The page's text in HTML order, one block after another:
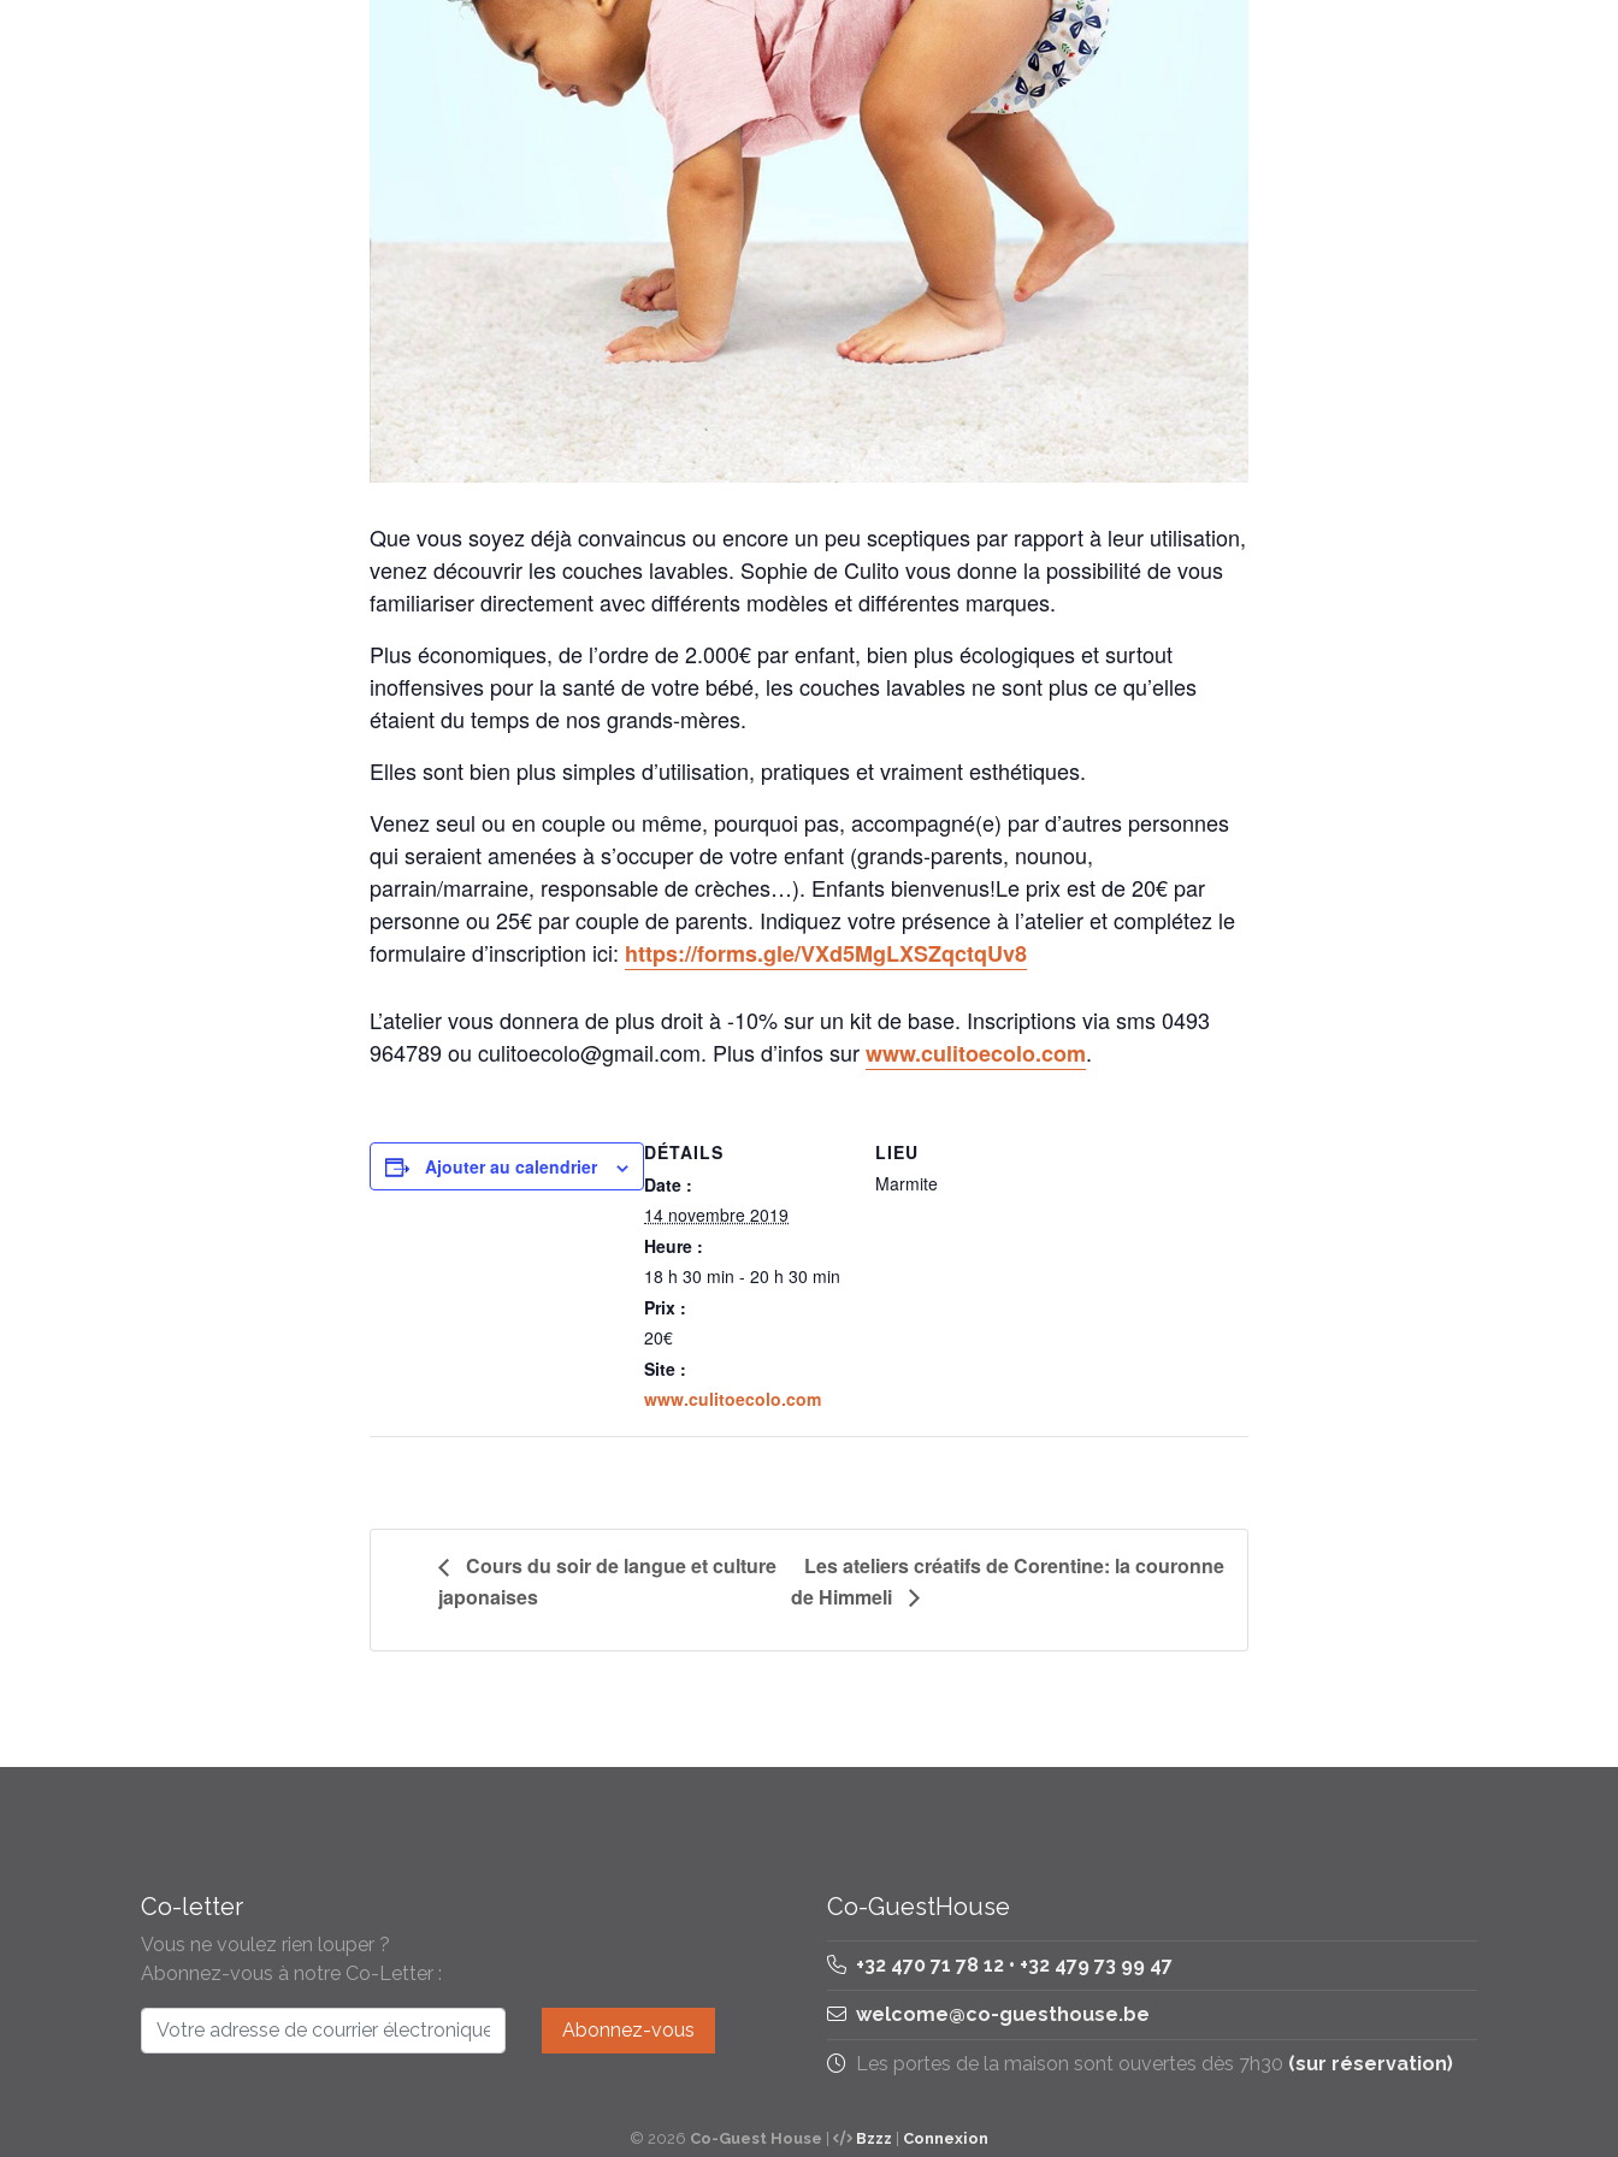
Que vous soyez déjà convaincus ou encore un peu sceptiques par rapport à leur utilisation,
venez découvrir les couches lavables. Sophie de Culito vous donne la possibilité de vous
familiariser directement avec différents modèles et différentes marques.
Plus économiques, de l’ordre de 2.000€ par enfant, bien plus écologiques et surtout
inoffensives pour la santé de votre bébé, les couches lavables ne sont plus ce qu’elles
étaient du temps de nos grands-mères.
Elles sont bien plus simples d’utilisation, pratiques et vraiment esthétiques.
Venez seul ou en couple ou même, pourquoi pas, accompagné(e) par d’autres personnes
qui seraient amenées à s’occuper de votre enfant (grands-parents, nounou,
parrain/marraine, responsable de crèches…). Enfants bienvenus!Le prix est de 20€ par
personne ou 25€ par couple de parents. Indiquez votre présence à l’atelier et complétez le
formulaire d’inscription ici: https://forms.gle/VXd5MgLXSZqctqUv8
L’atelier vous donnera de plus droit à -10% sur un kit de base. Inscriptions via sms 0493
964789 ou culitoecolo@gmail.com. Plus d’infos surwww.culitoecolo.com.
Ajouter au calendrier
DÉTAILS
Date :
14 novembre 2019
Heure :
18 h 30 min - 20 h 30 min
Prix :
20€
Site :
www.culitoecolo.com
LIEU
Marmite
Cours du soir de langue et culture
japonaises
Les ateliers créatifs de Corentine: la couronne
de Himmeli
Co-letter
Vous ne voulez rien louper ?
Abonnez-vous à notre Co-Letter :
Co-GuestHouse
+32 470 71 78 12 • +32 479 73 99 47
welcome@co-guesthouse.be
Les portes de la maison sont ouvertes dès 7h30 (sur réservation)
© 2026 Co-Guest House | Bzzz | Connexion